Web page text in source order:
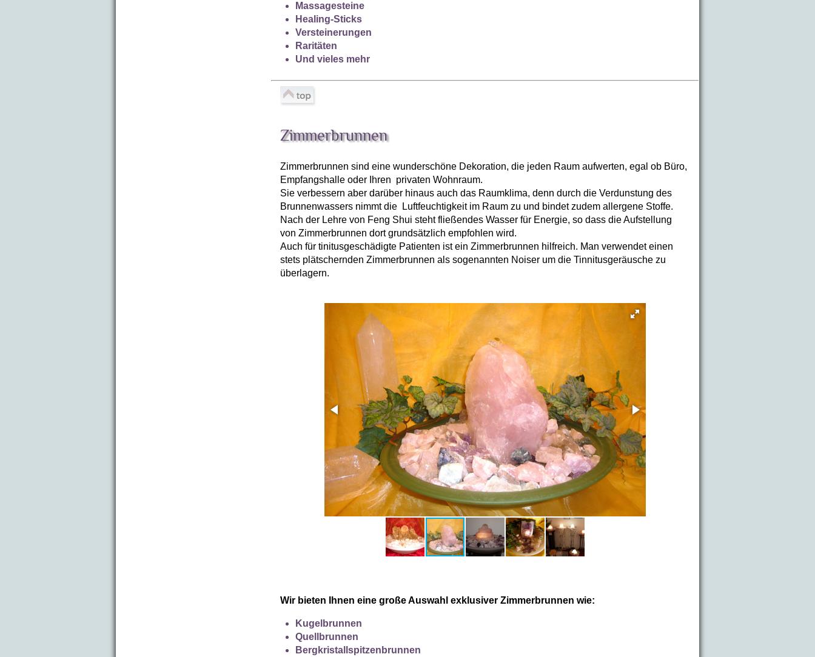
Massagesteine
Healing-Sticks
Versteinerungen
Raritäten
Und vieles mehr
Zimmerbrunnen
Zimmerbrunnen sind eine wunderschöne Dekoration, die jeden Raum aufwerten, egal ob Büro,
Empfangshalle oder Ihren privaten Wohnraum.
Sie verbessern aber darüber hinaus auch das Raumklima, denn durch die Verdunstung des
Brunnenwassers nimmt die Luftfeuchtigkeit im Raum zu und bindet zudem allergene Stoffe.
Nach der Lehre von Feng Shui steht fließendes Wasser für Energie, so dass die Aufstellung
von Zimmerbrunnen dort grundsätzlich empfohlen wird.
Auch für tinitusgeschädigte Patienten ist ein Zimmerbrunnen hilfreich. Man verwendet einen
stets plätschernden Zimmerbrunnen als sogenannten Noiser um die Tinnitusgeräusche zu
überlagern.
Wir bieten Ihnen eine große Auswahl exklusiver Zimmerbrunnen wie:
Kugelbrunnen
Quellbrunnen
Bergkristallspitzenbrunnen